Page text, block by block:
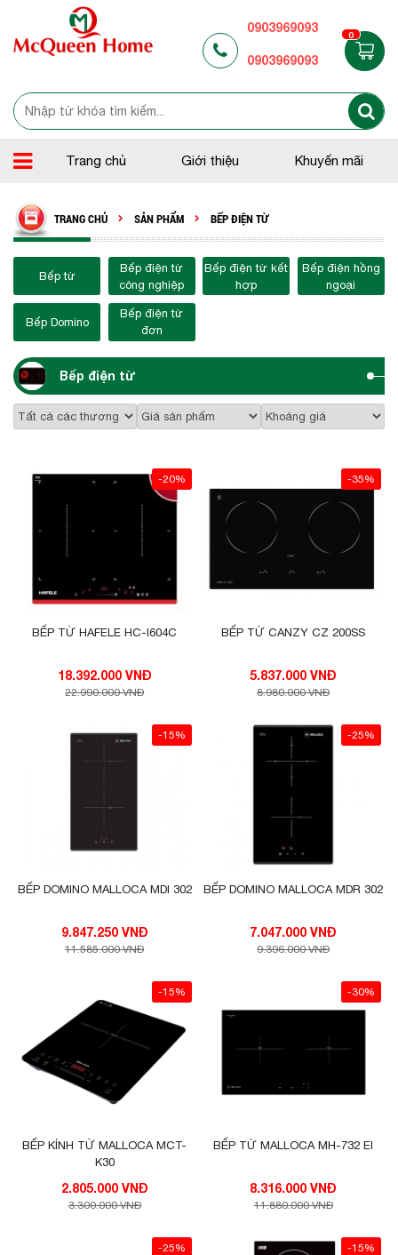
0903969093
0903969093
0
Trang chủ Giới thiệu Khuyến mãi
TRANG CHỦ SẢN PHẨM BẾP ĐIỆN TỪ
Bếp từ
Bếp điện từ
công nghiệp
Bếp điện từ kết
hợp
Bếp điện hồng
ngoại
Bếp Domino
Bếp điện từ
đơn
Bếp điện từ
-20%
BẾP TỪ HAFELE HC-I604C
18.392.000 VNĐ
22.990.000 VNĐ
-35%
BẾP TỪ CANZY CZ 200SS
5.837.000 VNĐ
8.980.000 VNĐ
-15%
BẾP DOMINO MALLOCA MDI 302
9.847.250 VNĐ
11.585.000 VNĐ
-25%
BẾP DOMINO MALLOCA MDR 302
7.047.000 VNĐ
9.396.000 VNĐ
-15%
BẾP KÍNH TỪ MALLOCA MCT-
K30
2.805.000 VNĐ
3.300.000 VNĐ
-30%
BẾP TỪ MALLOCA MH-732 EI
8.316.000 VNĐ
11.880.000 VNĐ
-25% -15%